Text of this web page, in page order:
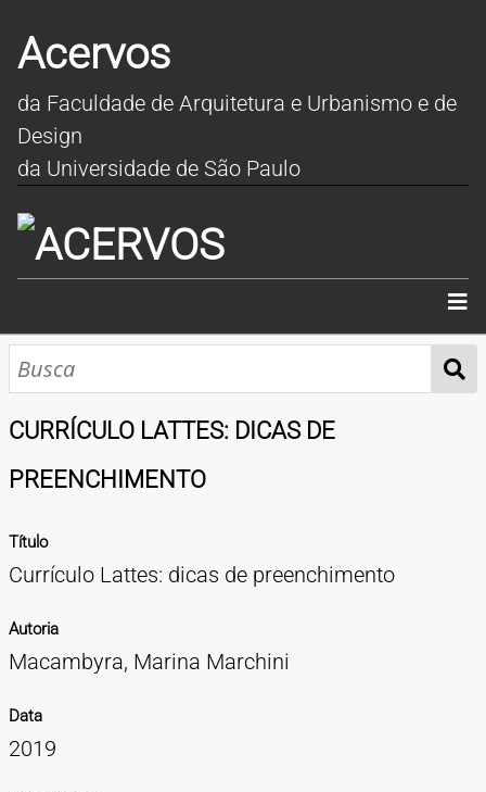
Acervos
da Faculdade de Arquitetura e Urbanismo e de
Design
da Universidade de São Paulo
INÍCIO
SOBRE
Cartazes
Diapositivos
Documentação
Fotografias
Maquetes
Negativos
Periódicos
Publicações
Projetos
Vídeos
BUSCA AVANÇADA
EXPEDIENTE
CURRÍCULO LATTES: DICAS DE
PREENCHIMENTO
Título
Currículo Lattes: dicas de preenchimento
Autoria
Macambyra, Marina Marchini
Data
2019